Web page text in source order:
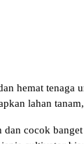
hemat tenaga
lahan
cocok